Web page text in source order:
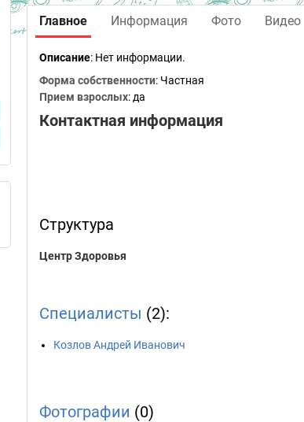
Главное Информация Фото Видео
Описание: Нет информации.
Форма собственности: Частная
Прием взрослых: да
Контактная информация
Структура
Центр Здоровья
Специалисты (2):
Козлов Андрей Иванович
Фотографии (0)